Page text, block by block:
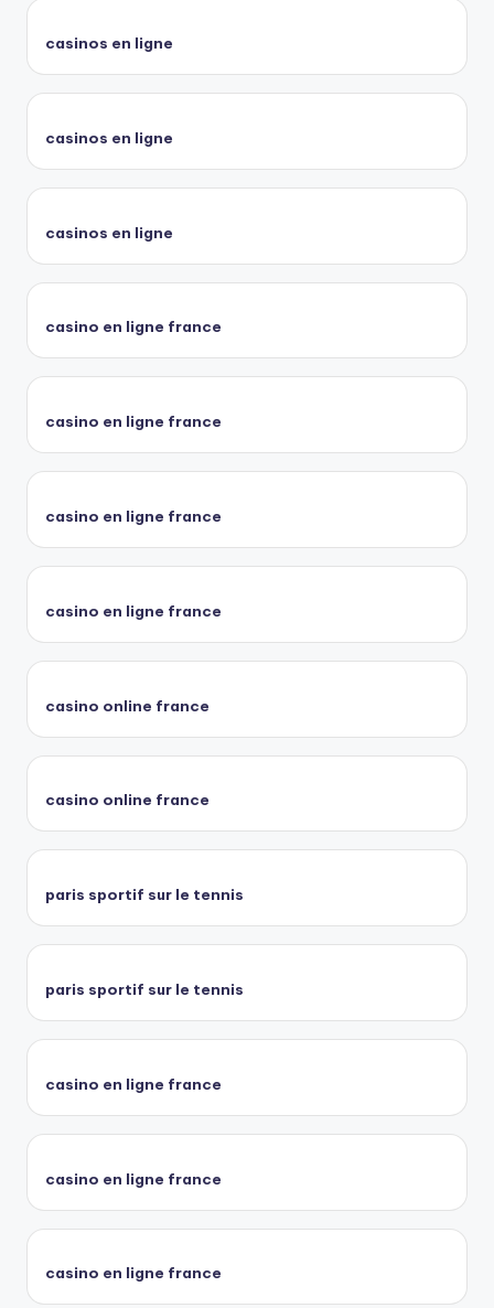
casinos en ligne
casinos en ligne
casinos en ligne
casino en ligne france
casino en ligne france
casino en ligne france
casino en ligne france
casino online france
casino online france
paris sportif sur le tennis
paris sportif sur le tennis
casino en ligne france
casino en ligne france
casino en ligne france